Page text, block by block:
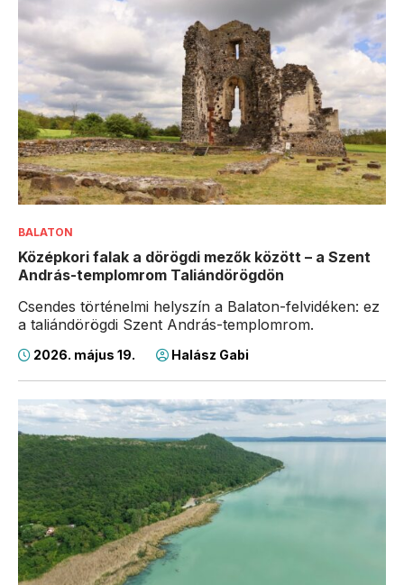
BALATON
Középkori falak a dörögdi mezők között – a Szent
András-templomrom Taliándörögdön
Csendes történelmi helyszín a Balaton-felvidéken: ez
a taliándörögdi Szent András-templomrom.
2026. május 19. Halász Gabi